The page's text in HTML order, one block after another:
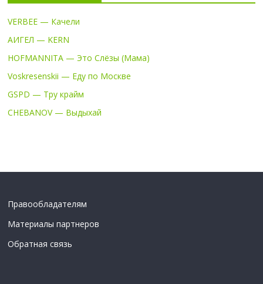
VERBEE — Качели
АИГЕЛ — KERN
HOFMANNITA — Это Слёзы (Мама)
Voskresenskii — Еду по Москве
GSPD — Тру крайм
CHEBANOV — Выдыхай
Правообладателям
Материалы партнеров
Обратная связь